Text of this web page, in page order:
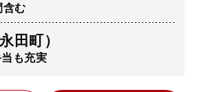
む
田町）
も充実